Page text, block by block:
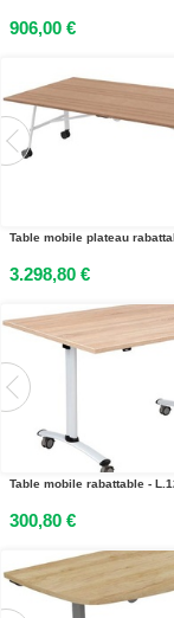
906,00 €
3.298,80 €
300,80 €